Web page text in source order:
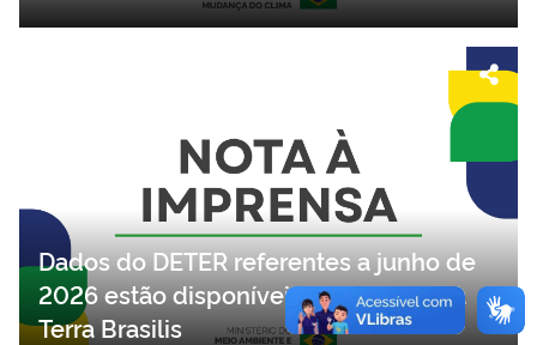
Dados do DETER referentes a junho de
2026 estão disponíveis na plataforma
Terra Brasilis